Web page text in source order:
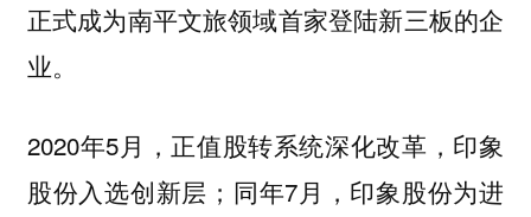
正式成为南平文旅领域首家登陆新三板的企
业。
2020年5月，正值股转系统深化改革，印象
股份入选创新层；同年7月，印象股份为进